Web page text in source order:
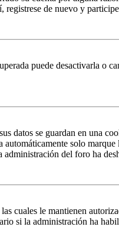
registrese de nuevo y
puede desactivarla o
datos se guardan en una
automáticamente solo
del foro ha
cuales le mantienen
si la administración ha